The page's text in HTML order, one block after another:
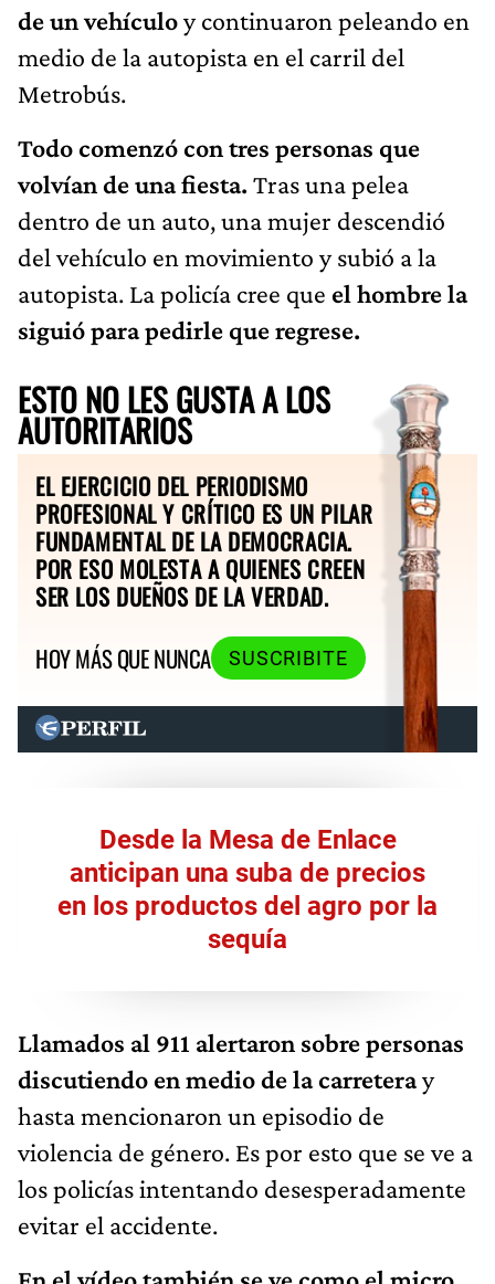
de un vehículoy continuaron peleando en
medio de la autopista en el carril del
Metrobús.
Todo comenzó con tres personas que
volvían de una fiesta. Tras una pelea
dentro de un auto, una mujer descendió
del vehículo en movimiento y subió a la
autopista. La policía cree que el hombre la
siguió para pedirle que regrese.
ESTO NO LES GUSTA A LOS
AUTORITARIOS
EL EJERCICIO DEL PERIODISMO
PROFESIONAL Y CRÍTICO ES UN PILAR
FUNDAMENTAL DE LA DEMOCRACIA.
POR ESO MOLESTA A QUIENES CREEN
SER LOS DUEÑOS DE LA VERDAD.
HOY MÁS QUE NUNCA
SUSCRIBITE
Desde la Mesa de Enlace
anticipan una suba de precios
en los productos del agro por la
sequía
Llamados al 911 alertaron sobre personas
discutiendo en medio de la carreteray
hasta mencionaron un episodio de
violencia de género. Es por esto que se ve a
los policías intentando desesperadamente
evitar el accidente.